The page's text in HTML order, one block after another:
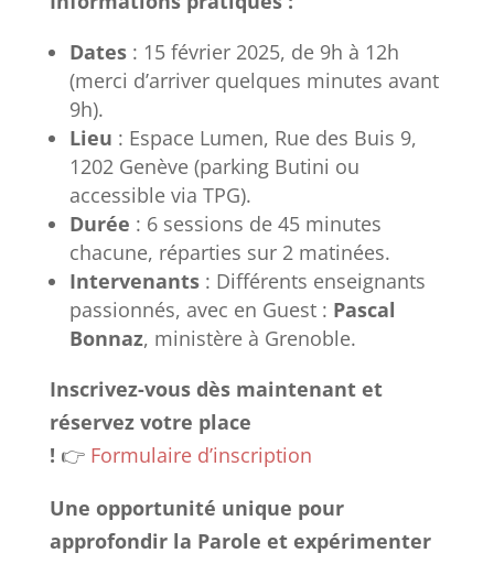
Dates: 15 février 2025, de 9h à 12h
(merci d’arriver quelques minutes avant
9h).
Lieu : Espace Lumen, Rue des Buis 9,
1202 Genève (parking Butini ou
accessible via TPG).
Durée : 6 sessions de 45 minutes
chacune, réparties sur 2 matinées.
Intervenants: Différents enseignants
passionnés, avec en Guest : Pascal
Bonnaz, ministère à Grenoble.
Inscrivez-vous dès maintenant et
réservez votre place
! 👉 Formulaire d’inscription
Une opportunité unique pour
approfondir la Parole et expérimenter